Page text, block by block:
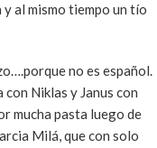
al mismo tiempo un tío
no es español.
Niklas y Janus con
mucha pasta luego de
Milá, que con solo